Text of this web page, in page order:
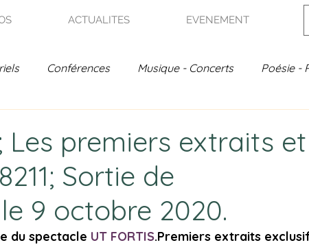
ACTUALITES EVENEMENT
Conférences Musique - Concerts Poésie -
Les premiers extraits et
Sortie de
9 octobre 2020.
du spectacle UT FORTIS.Premiers extraits